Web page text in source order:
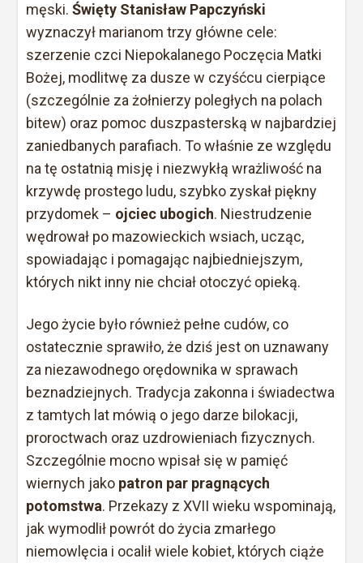
męski.Święty Stanisław Papczyński
wyznaczył marianom trzy główne cele:
szerzenie czci Niepokalanego Poczęcia Matki
Bożej, modlitwę za dusze w czyśćcu cierpiące
(szczególnie za żołnierzy poległych na polach
bitew) oraz pomoc duszpasterską w najbardziej
zaniedbanych parafiach. To właśnie ze względu
na tę ostatnią misję i niezwykłą wrażliwość na
krzywdę prostego ludu, szybko zyskał piękny
przydomek – ojciec ubogich. Niestrudzenie
wędrował po mazowieckich wsiach, ucząc,
spowiadając i pomagając najbiedniejszym,
których nikt inny nie chciał otoczyć opieką.
Jego życie było również pełne cudów, co
ostatecznie sprawiło, że dziś jest on uznawany
za niezawodnego orędownika w sprawach
beznadziejnych. Tradycja zakonna i świadectwa
z tamtych lat mówią o jego darze bilokacji,
proroctwach oraz uzdrowieniach fizycznych.
Szczególnie mocno wpisał się w pamięć
wiernych jako patron par pragnących
potomstwa. Przekazy z XVII wieku wspominają,
jak wymodlił powrót do życia zmarłego
niemowlęcia i ocalił wiele kobiet, których ciąże